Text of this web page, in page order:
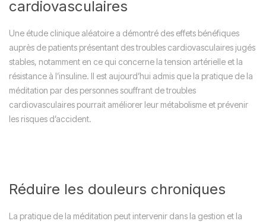
cardiovasculaires
Une étude clinique aléatoire a démontré des effets bénéfiques
auprès de patients présentant des troubles cardiovasculaires jugés
stables, notamment en ce qui concerne la tension artérielle et la
résistance à l’insuline. Il est aujourd’hui admis que la pratique de la
méditation par des personnes souffrant de troubles
cardiovasculaires pourrait améliorer leur métabolisme et prévenir
les risques d’accident.
Réduire les douleurs chroniques
La pratique de la méditation peut intervenir dans la gestion et la